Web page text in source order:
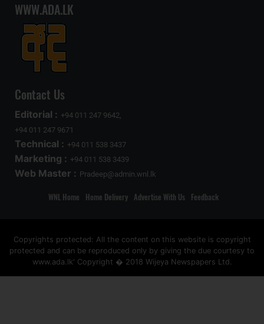
WWW.ADA.LK
Contact Us
Editorial : +94 011 247 9642,
+94 011 247 9671
Technical : +94 011 538 3437
Marketing : +94 011 538 3439
Web Master : Pradeep@admin.wnl.lk
WNL Home Home Delivery Advertise With Us Feedback
Copyrights protected: All the content on this website is copyright
protected and can be reproduced only by giving the due courtesy to
www.ada.lk' Copyright � 2018 Wijeya Newspapers Ltd.